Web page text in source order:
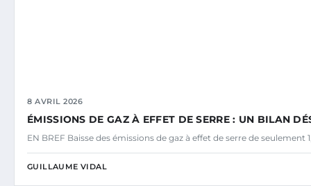
8 AVRIL 2026
ÉMISSIONS DE GAZ À EFFET DE SERRE : UN BILAN
EN BREF Baisse des émissions de gaz à effet de serre de seulement
GUILLAUME VIDAL